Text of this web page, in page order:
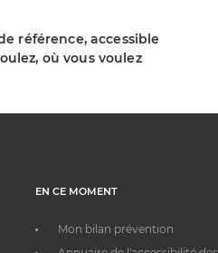
référence, accessible
où vous voulez
EN CE MOMENT
Mon bilan prévention